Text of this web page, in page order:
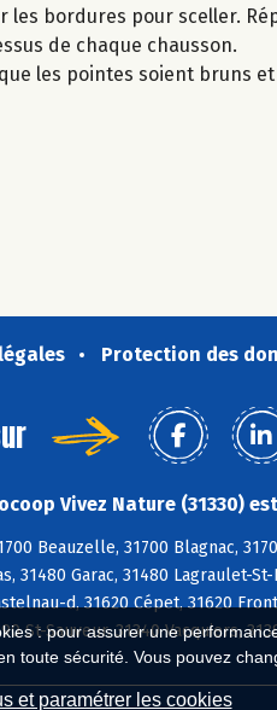
: pour assurer une
toute sécurité. Vous pouvez
et paramétrer les cookies
bordures pour sceller.
de chaque chausson.
les pointes soient bruns
Protection des
Vivez Nature (31330)
Beauzelle, 31700 Blagnac,
31480 Garac, 31480 Lagraulet-
d, 31620 Cépet, 31620
St-Sauveur, 31340 Vacquiers,